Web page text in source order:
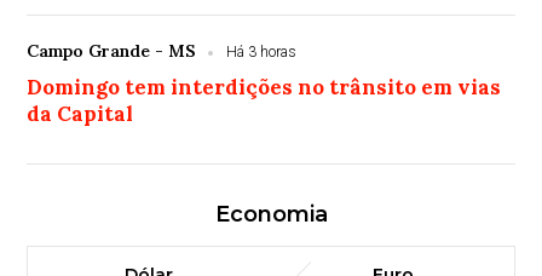
Campo Grande - MS Há 3 horas
Domingo tem interdições no trânsito em vias
da Capital
Economia